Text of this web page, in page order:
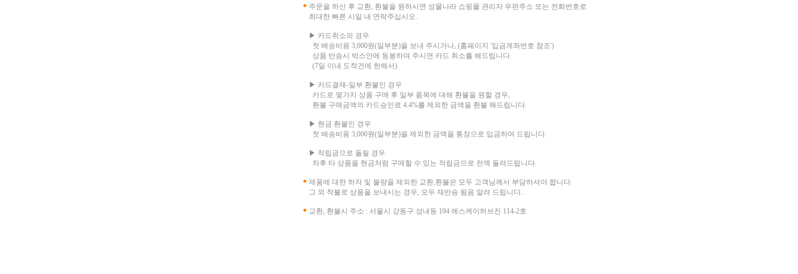
주문을 하신 후 교환, 환불을 원하시면 성물나라 쇼핑몰 관리자 우편주소 또는 전화번호로
최대한 빠른 시일 내 연락주십시오.
▶ 카드취소의 경우
첫 배송비용 3,000원(일부분)을 보내 주시거나, (홈페이지 '입금계좌번호 참조')
상품 반송시 박스안에 동봉하여 주시면 카드 취소를 해드립니다.
(7일 이내 도착건에 한해서)
▶ 카드결재-일부 환불인 경우
카드로 몇가지 상품 구매 후 일부 품목에 대해 환불을 원할 경우,
환불 구매금액의 카드승인료 4.4%를 제외한 금액을 환불 해드립니다.
▶ 현금 환불인 경우
첫 배송비용 3,000원(일부분)을 제외한 금액을 통장으로 입금하여 드립니다.
▶ 적립금으로 돌릴 경우
차후 타 상품을 현금처럼 구매할 수 있는 적립금으로 전액 돌려드립니다.
제품에 대한 하자 및 불량을 제외한 교환,환불은 모두 고객님께서 부담하셔야 합니다.
그 외 착불로 상품을 보내시는 경우, 모두 재반송 됨음 알려 드립니다..
교환, 환불시 주소 : 서울시 강동구 성내동 194 에스케이허브진 114-2호